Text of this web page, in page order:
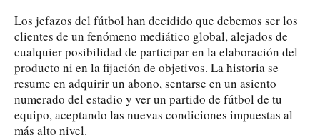
Los jefazos del fútbol han decidido que debemos ser los
clientes de un fenómeno mediático global, alejados de
cualquier posibilidad de participar en la elaboración del
producto ni en la fijación de objetivos. La historia se
resume en adquirir un abono, sentarse en un asiento
numerado del estadio y ver un partido de fútbol de tu
equipo, aceptando las nuevas condiciones impuestas al
más alto nivel.